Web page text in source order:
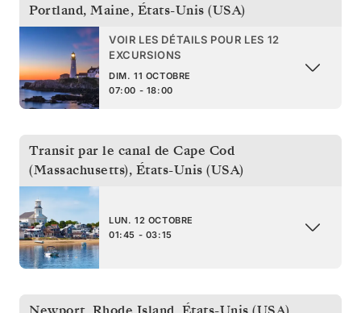
Portland, Maine, États-Unis (USA)
VOIR LES DÉTAILS POUR LES 12
EXCURSIONS
DIM. 11 OCTOBRE
07:00 - 18:00
Transit par le canal de Cape Cod
(Massachusetts), États-Unis (USA)
LUN. 12 OCTOBRE
01:45 - 03:15